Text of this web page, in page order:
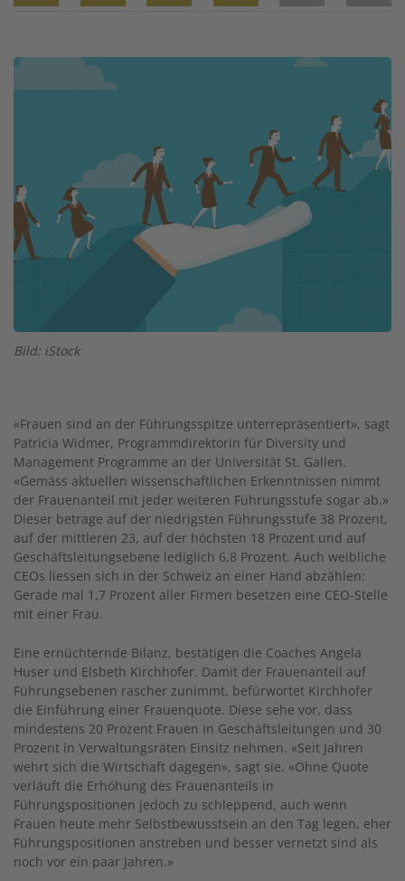
Image
Bild: iStock
«Frauen sind an der Führungsspitze unterrepräsentiert», sagt
Patricia Widmer, Programmdirektorin für Diversity und
Management Programme an der Universität St. Gallen.
«Gemäss aktuellen wissenschaftlichen Erkenntnissen nimmt
der Frauenanteil mit jeder weiteren Führungsstufe sogar ab.»
Dieser betrage auf der niedrigsten Führungsstufe 38 Prozent,
auf der mittleren 23, auf der höchsten 18 Prozent und auf
Geschäftsleitungsebene lediglich 6,8 Prozent. Auch weibliche
CEOs liessen sich in der Schweiz an einer Hand abzählen:
Gerade mal 1,7 Prozent aller Firmen besetzen eine CEO-Stelle
mit einer Frau.
Eine ernüchternde Bilanz, bestätigen die Coaches Angela
Huser und Elsbeth Kirchhofer. Damit der Frauenanteil auf
Führungsebenen rascher zunimmt, befürwortet Kirchhofer
die Einführung einer Frauenquote. Diese sehe vor, dass
mindes­tens 20 Prozent Frauen in Geschäftsleitungen und 30
Prozent in Verwaltungsräten Einsitz nehmen. «Seit Jahren
wehrt sich die Wirtschaft dagegen», sagt sie. «Ohne Quote
verläuft die Erhöhung des Frauenanteils in
Führungspositionen jedoch zu schleppend, auch wenn
Frauen heute mehr Selbstbewusstsein an den Tag legen, eher
Führungspositionen anstreben und besser vernetzt sind als
noch vor ein paar Jahren.»